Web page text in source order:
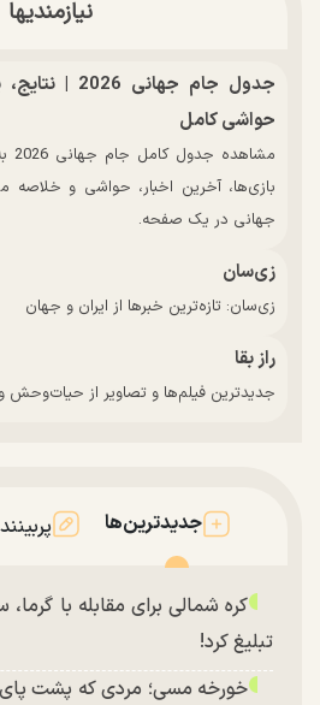
نیازمندیها
جدول جام
حواشی کامل
بازی‌ها، آخرین اخبار، حواشی و خلاصه
جهانی در یک صفحه.
زی‌سان
زی‌سان: تازه‌ترین خبرها از ایران و جهان
راز بقا
جدیدترین فیلم‌ها و تصاویر از حیات‌وحش
جدیدترین‌ها
کره شمالی برای مقابله با
تبلیغ کرد!
خورخه مسی؛ مردی که پشت